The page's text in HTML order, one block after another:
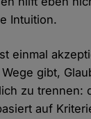
Intuition.
einmal
gibt,
zu trennen:
auf